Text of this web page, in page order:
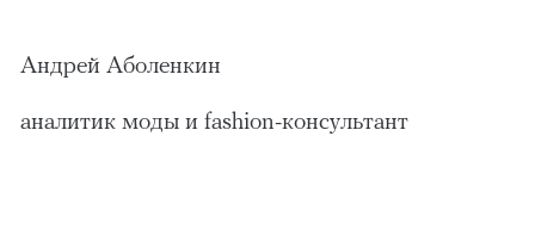
Андрей Аболенкин
аналитик моды и fashion-консультант